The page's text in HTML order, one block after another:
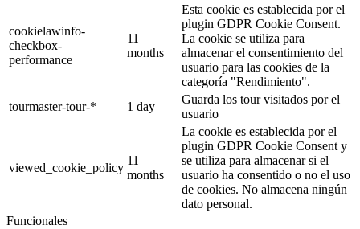
cookielawinfo-
checkbox-
performance
11
months
Esta cookie es establecida por el
plugin GDPR Cookie Consent.
La cookie se utiliza para
almacenar el consentimiento del
usuario para las cookies de la
categoría "Rendimiento".
tourmaster-tour-*
1 day
Guarda los tour visitados por el
usuario
viewed_cookie_policy
11
months
La cookie es establecida por el
plugin GDPR Cookie Consent y
se utiliza para almacenar si el
usuario ha consentido o no el uso
de cookies. No almacena ningún
dato personal.
Funcionales